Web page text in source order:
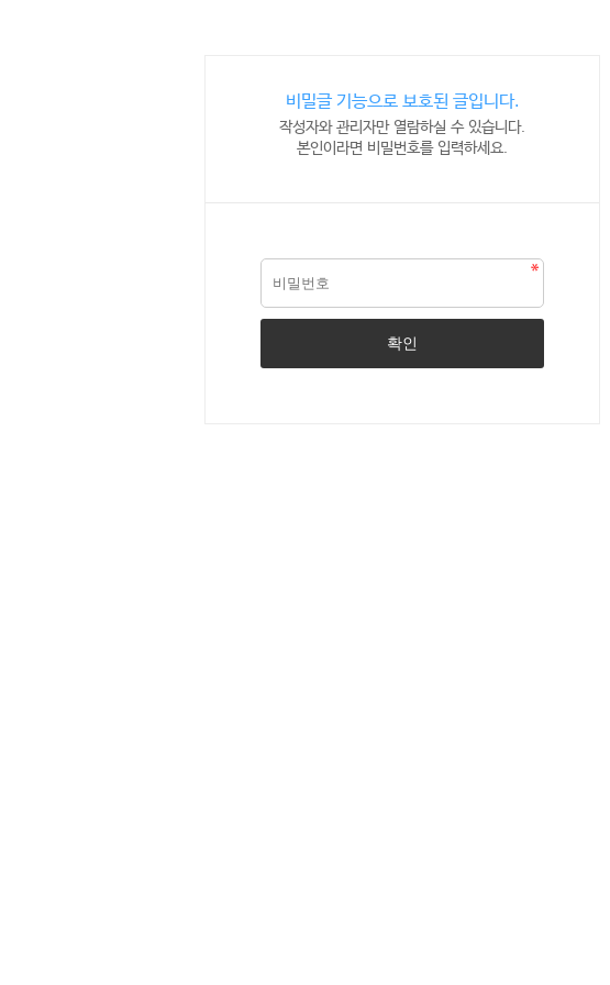
비밀글 기능으로 보호된 글입니다.
작성자와 관리자만 열람하실 수 있습니다.
본인이라면 비밀번호를 입력하세요.